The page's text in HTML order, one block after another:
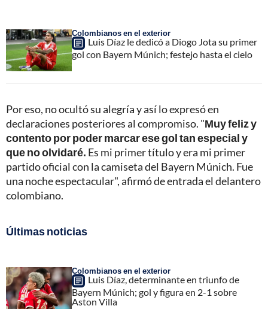
Colombianos en el exterior
Luis Díaz le dedicó a Diogo Jota su primer
gol con Bayern Múnich; festejo hasta el cielo
Por eso, no ocultó su alegría y así lo expresó en
declaraciones posteriores al compromiso. "Muy feliz y
contento por poder marcar ese gol tan especial y
que no olvidaré. Es mi primer título y era mi primer
partido oficial con la camiseta del Bayern Múnich. Fue
una noche espectacular", afirmó de entrada el delantero
colombiano.
Últimas noticias
Colombianos en el exterior
Luis Díaz, determinante en triunfo de
Bayern Múnich; gol y figura en 2-1 sobre
Aston Villa